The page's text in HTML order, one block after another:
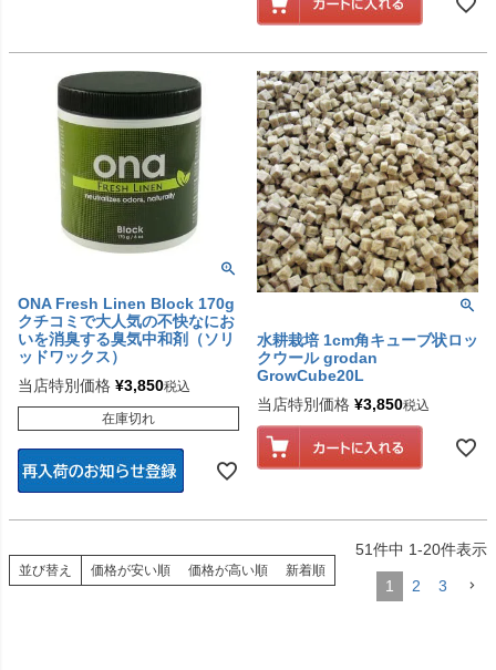
ONA Fresh Linen Block 170g
クチコミで大人気の不快なにお
いを消臭する臭気中和剤（ソリ
ッドワックス）
当店特別価格 ¥3,850税込
在庫切れ
水耕栽培 1cm角キューブ状ロッ
クウール grodan
GrowCube20L
当店特別価格 ¥3,850税込
並び替え 価格が安い順 価格が高い順 新着順
51件中 1-20件表示
1 2 3